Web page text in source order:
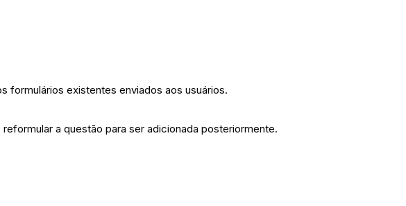
formulários existentes enviados aos usuários.
a questão para ser adicionada posteriormente.